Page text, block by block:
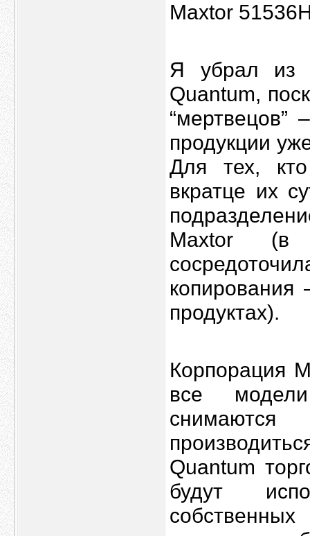
Maxtor
Я убрал из
Quantum,
“мертвецов”
продукции
Для тех,
вкратце их
Maxtor (в
продуктах).
Корпорация
все
Quantum
будут